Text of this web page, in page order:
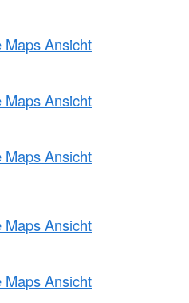
Maps Ansicht
Maps Ansicht
Maps Ansicht
Maps Ansicht
Maps Ansicht